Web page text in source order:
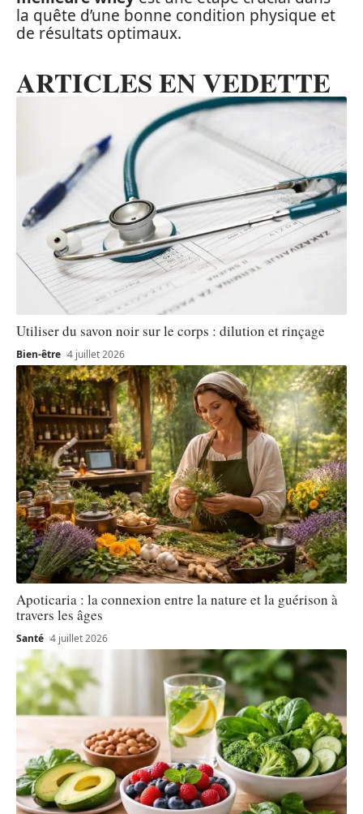
la quête d’une bonne condition physique et
de résultats optimaux.
ARTICLES EN VEDETTE
Utiliser du savon noir sur le corps : dilution et rinçage
Bien-être 4 juillet 2026
Apoticaria : la connexion entre la nature et la guérison à
travers les âges
Santé 4 juillet 2026